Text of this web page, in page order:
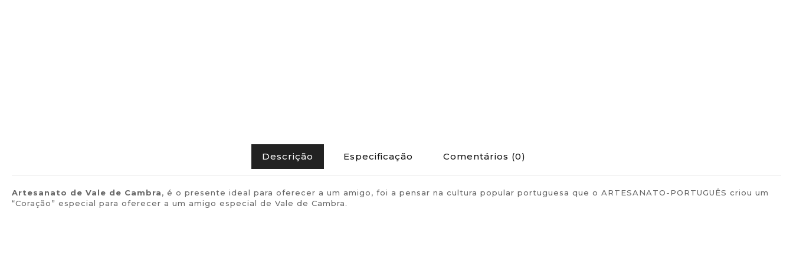
Descrição Especificação Comentários (0)
Artesanato de Vale de Cambra, é o presente ideal para oferecer a um amigo, foi a pensar na cultura popular portuguesa que o ARTESANATO-PORTUGUÊS criou um
“Coração” especial para oferecer a um amigo especial de Vale de Cambra.